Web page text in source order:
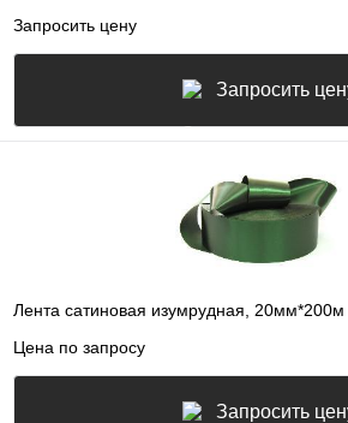
Запросить цену
Запросить
Лента сатиновая изумрудная, 20мм*200м
Цена по запросу
Запросить